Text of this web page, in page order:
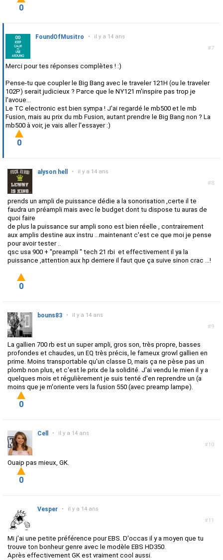
0
#7
FoundOfMusitro • il y a 14 ans
Merci pour tes réponses complètes ! :)
Pense-tu que coupler le Big Bang avec le traveler 121H (ou le traveler
102P) serait judicieux ? Parce que le NY121 m'inspire pas trop je
l'avoue...
Le TC electronic est bien sympa ! J'ai regardé le mb500 et le mb
Fusion, mais au prix du mb Fusion, autant prendre le Big Bang non ? La
mb500 à voir, je vais aller l'essayer :)
0
#8
alyson hell • il y a 14 ans
prends un ampli de puissance dédie a la sonorisation ,certe il te
faudra un préampli mais avec le budget dont tu dispose tu auras de
quoi faire
de plus la puissance sur ampli sono est bien réelle , contrairement
aux amplis destine aux instru ...maintenant c'est ce que moi je pense
pour avoir tester ..
qsc usa 900 + ''preampli '' tech 21 rbi et effectivement il ya la
puissance ,attention aux hp derriere il faut que ça suive sinon crac ...!
0
#9
bouns83 • il y a 14 ans
La gallien 700 rb est un super ampli, gros son, très propre, basses
profondes et chaudes, un EQ très précis, le fameux growl gallien en
prime. Moins transportable qu'un classe D, mais ça ne pèse pas un
plomb non plus, et c'est le prix de la solidité. J'ai vendu le mien il y a
quelques mois et régulièrement je suis tenté d'en reprendre un (a
moins que je m'oriente vers la fusion 550 (avec preamp lampe).
0
#10
Cell • il y a 14 ans
Ouaip pas mieux, GK.
0
#11
Vesper • il y a 14 ans
Mi j'ai une petite préférence pour EBS. D'occas il y a moyen que tu
trouve ton bonheur genre avec le modèle EBS HD350.
Après effectivement GK est vraiment cool aussi.